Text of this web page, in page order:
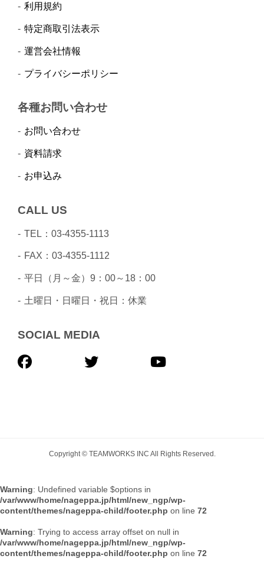
利用規約
特定商取引法表示
運営会社情報
プライバシーポリシー
各種お問い合わせ
お問い合わせ
資料請求
お申込み
CALL US
TEL：03-4355-1113
FAX：03-4355-1112
平日（月～金）9：00～18：00
土曜日・日曜日・祝日：休業
SOCIAL MEDIA
Copyright © TEAMWORKS INC All Rights Reserved.
Warning: Undefined variable $options in
/var/www/home/nageppa.jp/html/new_ngp/wp-
content/themes/nageppa-child/footer.php on line 72
Warning: Trying to access array offset on null in
/var/www/home/nageppa.jp/html/new_ngp/wp-
content/themes/nageppa-child/footer.php on line 72